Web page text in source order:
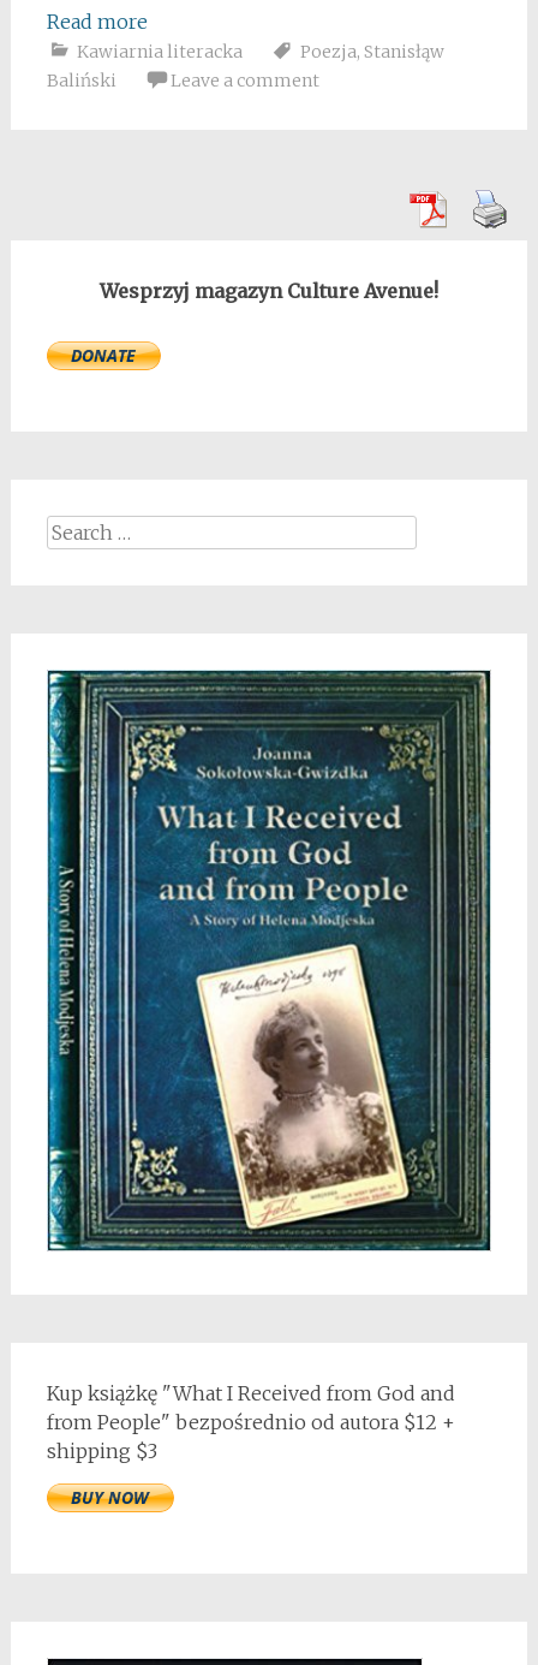
Read more
Kawiarnia literacka Poezja, Stanisłąw
Baliński
Leave a comment
Wesprzyj magazyn Culture Avenue!
Search
for:
Kup książkę "What I Received from God and
from People" bezpośrednio od autora $12 +
shipping $3